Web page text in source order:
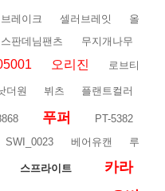
레이크 셀러브레잇
올
스판데님팬츠
무지개나무
오리진 로브티
더원 뷔츠 플랜트컬러
푸퍼
PT-5382
SWI_0023 베어유캔 루
스프라이트
카라